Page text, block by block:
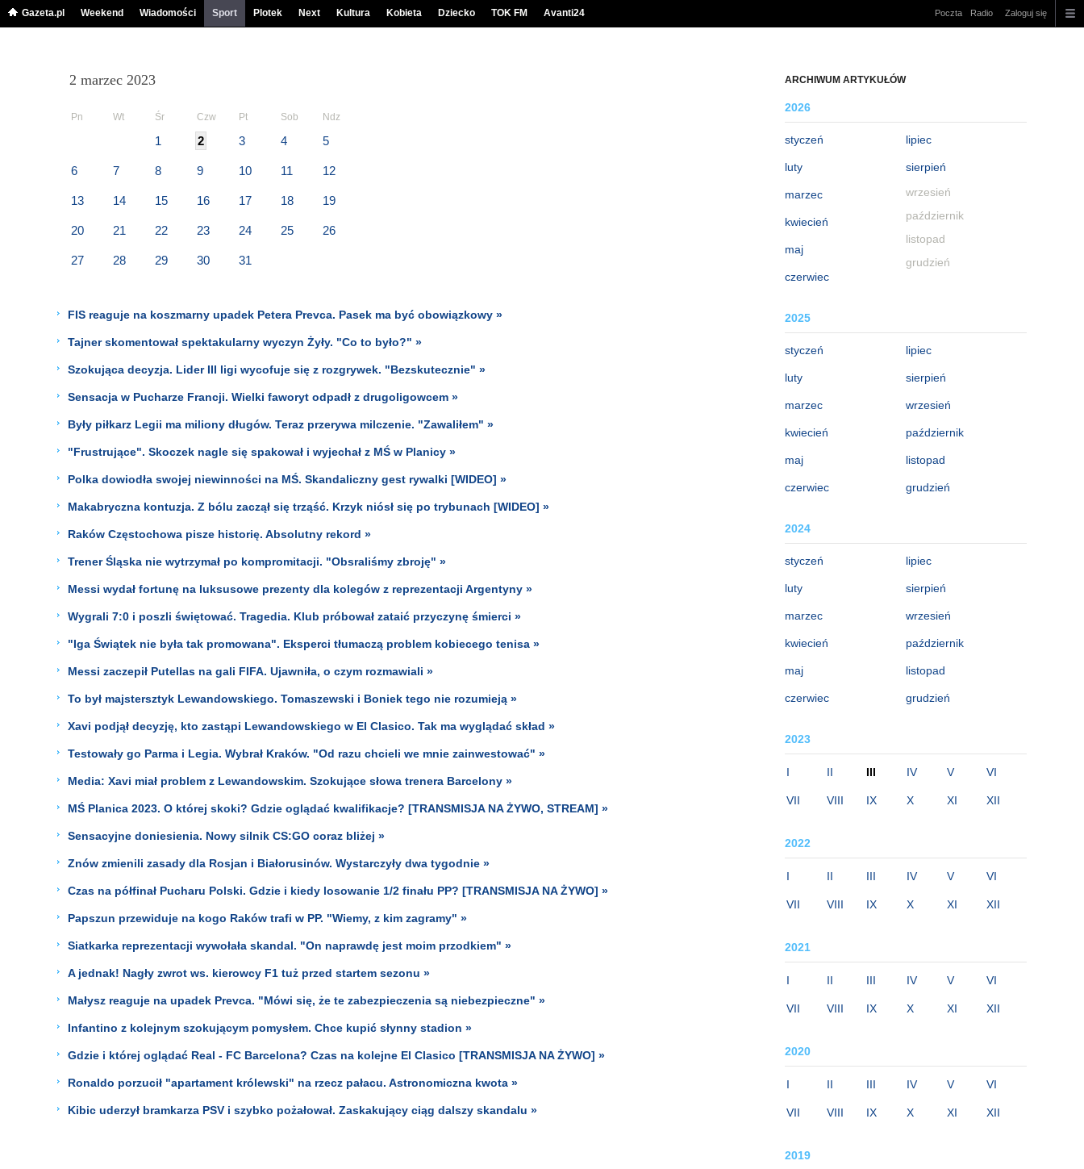
Gazeta.pl Weekend Wiadomości Sport Plotek Next Kultura Kobieta Dziecko TOK FM Avanti24 Poczta Radio Zaloguj się
ARCHIWUM ARTYKUŁÓW
2026
styczeń
luty
marzec
kwiecień
maj
czerwiec
lipiec
sierpień
wrzesień
październik
listopad
grudzień
2025
styczeń
luty
marzec
kwiecień
maj
czerwiec
lipiec
sierpień
wrzesień
październik
listopad
grudzień
2024
styczeń
luty
marzec
kwiecień
maj
czerwiec
lipiec
sierpień
wrzesień
październik
listopad
grudzień
2023
I II III IV V VI
VII VIII IX X XI XII
2022
I II III IV V VI
VII VIII IX X XI XII
2021
I II III IV V VI
VII VIII IX X XI XII
2020
I II III IV V VI
VII VIII IX X XI XII
2019
2 marzec 2023
Pn Wt Śr Czw Pt Sob Ndz
1 2 3 4 5
6 7 8 9 10 11 12
13 14 15 16 17 18 19
20 21 22 23 24 25 26
27 28 29 30 31
FIS reaguje na koszmarny upadek Petera Prevca. Pasek ma być obowiązkowy »
Tajner skomentował spektakularny wyczyn Żyły. "Co to było?" »
Szokująca decyzja. Lider III ligi wycofuje się z rozgrywek. "Bezskutecznie" »
Sensacja w Pucharze Francji. Wielki faworyt odpadł z drugoligowcem »
Były piłkarz Legii ma miliony długów. Teraz przerywa milczenie. "Zawaliłem" »
"Frustrujące". Skoczek nagle się spakował i wyjechał z MŚ w Planicy »
Polka dowiodła swojej niewinności na MŚ. Skandaliczny gest rywalki [WIDEO] »
Makabryczna kontuzja. Z bólu zaczął się trząść. Krzyk niósł się po trybunach [WIDEO] »
Raków Częstochowa pisze historię. Absolutny rekord »
Trener Śląska nie wytrzymał po kompromitacji. "Obsraliśmy zbroję" »
Messi wydał fortunę na luksusowe prezenty dla kolegów z reprezentacji Argentyny »
Wygrali 7:0 i poszli świętować. Tragedia. Klub próbował zataić przyczynę śmierci »
"Iga Świątek nie była tak promowana". Eksperci tłumaczą problem kobiecego tenisa »
Messi zaczepił Putellas na gali FIFA. Ujawniła, o czym rozmawiali »
To był majstersztyk Lewandowskiego. Tomaszewski i Boniek tego nie rozumieją »
Xavi podjął decyzję, kto zastąpi Lewandowskiego w El Clasico. Tak ma wyglądać skład »
Testowały go Parma i Legia. Wybrał Kraków. "Od razu chcieli we mnie zainwestować" »
Media: Xavi miał problem z Lewandowskim. Szokujące słowa trenera Barcelony »
MŚ Planica 2023. O której skoki? Gdzie oglądać kwalifikacje? [TRANSMISJA NA ŻYWO, STREAM] »
Sensacyjne doniesienia. Nowy silnik CS:GO coraz bliżej »
Znów zmienili zasady dla Rosjan i Białorusinów. Wystarczyły dwa tygodnie »
Czas na półfinał Pucharu Polski. Gdzie i kiedy losowanie 1/2 finału PP? [TRANSMISJA NA ŻYWO] »
Papszun przewiduje na kogo Raków trafi w PP. "Wiemy, z kim zagramy" »
Siatkarka reprezentacji wywołała skandal. "On naprawdę jest moim przodkiem" »
A jednak! Nagły zwrot ws. kierowcy F1 tuż przed startem sezonu »
Małysz reaguje na upadek Prevca. "Mówi się, że te zabezpieczenia są niebezpieczne" »
Infantino z kolejnym szokującym pomysłem. Chce kupić słynny stadion »
Gdzie i której oglądać Real - FC Barcelona? Czas na kolejne El Clasico [TRANSMISJA NA ŻYWO] »
Ronaldo porzucił "apartament królewski" na rzecz pałacu. Astronomiczna kwota »
Kibic uderzył bramkarza PSV i szybko pożałował. Zaskakujący ciąg dalszy skandalu »